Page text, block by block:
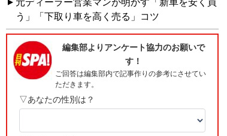
元ディーラー営業マンが明かす「新車を安く買
う」「下取り車を高く売る」コツ